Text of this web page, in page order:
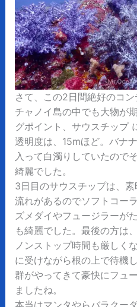
さて、この2日間絶好のコ
チャノイ島の中でも大物が
グポイント、サウスチップ
透明度は、15mほど。バナ
入って白濁りしていたので
綺麗でした。
3日目のサウスチップは、
流れがあるのでソフトコー
ズメダイやフュージラーが
も綺麗でした。最後の方は
ノンストップ時間も厳しく
に受けながら根の上で待機
群がやってきて豪快にフュ
ましたね。
本当はマンタやらバラクー